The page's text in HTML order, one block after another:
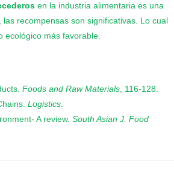
en la industria alimentaria es una
recompensas son significativas. Lo cual
ecológico más favorable.
Foods and Raw Materials, 116-128.
Logistics.
A review.South Asian J. Food